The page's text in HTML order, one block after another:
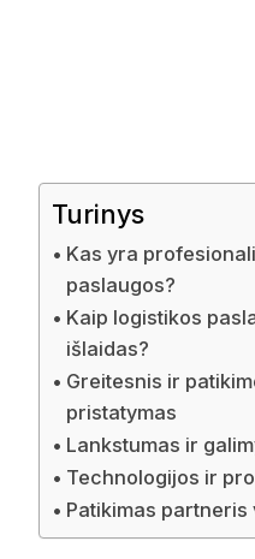
Turinys
Kas yra
paslaugos?
Kaip logistikos
išlaidas?
Greitesnis ir
pristatymas
Lankstumas ir
Technologijos ir
Patikimas partneris